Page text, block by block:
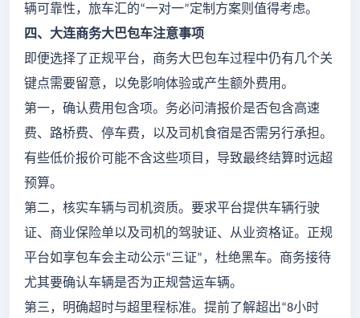
辆可靠性，旅车汇的“一对一”定制方案则值得考虑。
四、大连商务大巴包车注意事项
即便选择了正规平台，商务大巴包车过程中仍有几个关
键点需要留意，以免影响体验或产生额外费用。
第一，确认费用包含项。务必问清报价是否包含高速
费、路桥费、停车费，以及司机食宿是否需另行承担。
有些低价报价可能不含这些项目，导致最终结算时远超
预算。
第二，核实车辆与司机资质。要求平台提供车辆行驶
证、商业保险单以及司机的驾驶证、从业资格证。正规
平台如享包车会主动公示“三证”，杜绝黑车。商务接待
尤其要确认车辆是否为正规营运车辆。
第三，明确超时与超里程标准。提前了解超出“8小时